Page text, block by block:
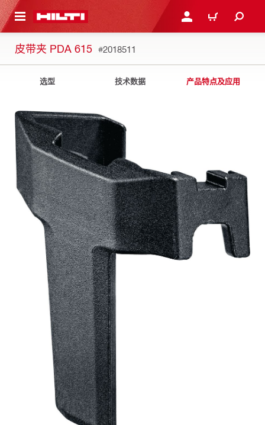
到主页 登录或注册购物车
皮带夹 PDA 615 #2018511
选型 技术数据 产品特点及应用